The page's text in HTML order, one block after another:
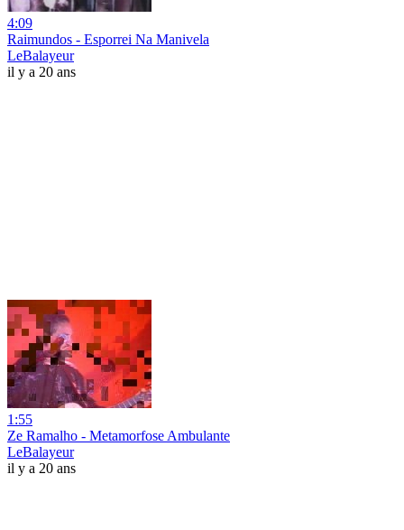
4:09
Raimundos - Esporrei Na Manivela
LeBalayeur
il y a 20 ans
1:55
Ze Ramalho - Metamorfose Ambulante
LeBalayeur
il y a 20 ans